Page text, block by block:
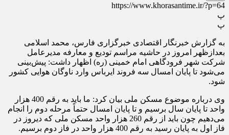
https://www.khorasantime.ir/?p=64
پ
پ
به گزارش خبرنگار اقتصادی خبرگزاری فارس، محمد اسلامی
بعدازظهر امروز در حاشیه مراسم تودیع و معارفه مدیرعامل
شرکت شهر فرودگاهی امام خمینی (ره) اظهار داشت: پیش‌بینی
می‌شود تا پایان امسال سه فروند ایرباس وارد ناوگان هوایی کشور
شود.
وی درباره موضوع مسکن ملی بیان کرد: ما باید به رقم 400 هزار
واحد تا پایان سال برسیم و تا پایان امسال حتماً مرحله دوم را انجام
می‌دهیم چون باید از رقم 260 هزار واحد مسکن ملی که دیروز در
فاز اول به پایان رسید به رقم 400 هزار واحد در فاز دوم برسیم.